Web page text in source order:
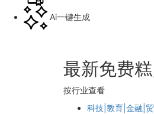
Ai一键生成
最新免费
按行业查看
科技|教育|金融|